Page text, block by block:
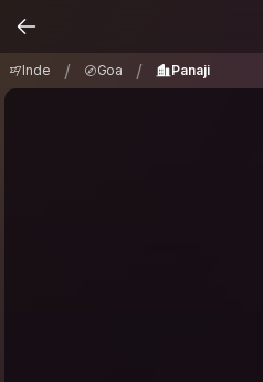
Inde / Goa / Panaji